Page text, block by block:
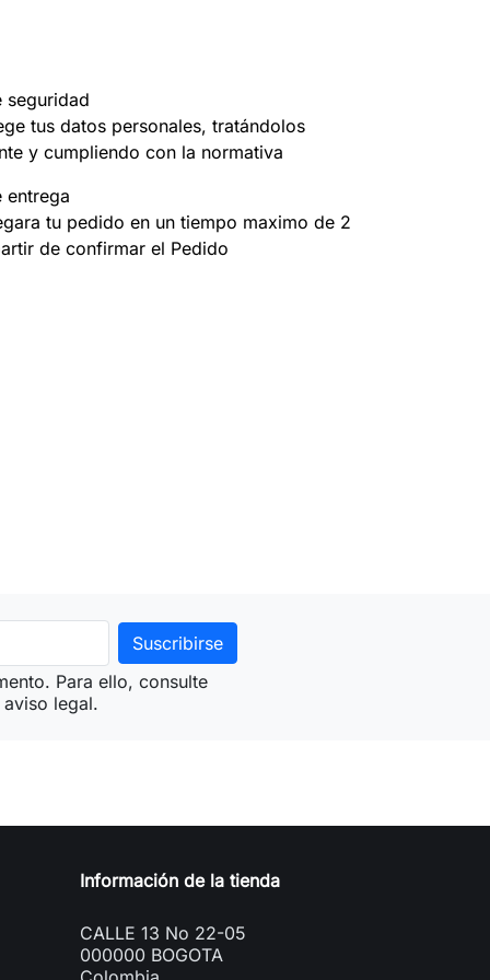
seguridad
tus datos personales, tratándolos
y cumpliendo con la normativa
entrega
tu pedido en un tiempo maximo de 2
de confirmar el Pedido
Para ello, consulte
legal.
Información de la tienda
CALLE 13 No 22-05
000000 BOGOTA